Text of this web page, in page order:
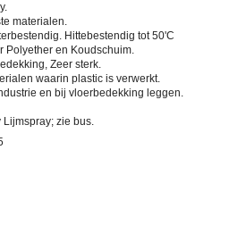
materialen.
Hittebestendig tot 50'C
Polyether en Koudschuim.
Zeer sterk.
waarin plastic is verwerkt.
en bij vloerbedekking leggen.
zie bus.